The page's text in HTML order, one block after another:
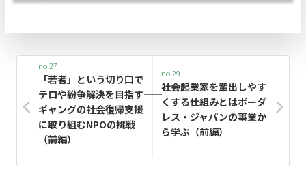
no.27
「若者」という切り口で
テロや紛争解決を目指す――
ギャングの社会復帰支援
に取り組むNPOの挑戦
（前編）
no.29
社会起業家を輩出しやす
くする仕組みとは――ボーダ
レス・ジャパンの事業か
ら学ぶ（前編）